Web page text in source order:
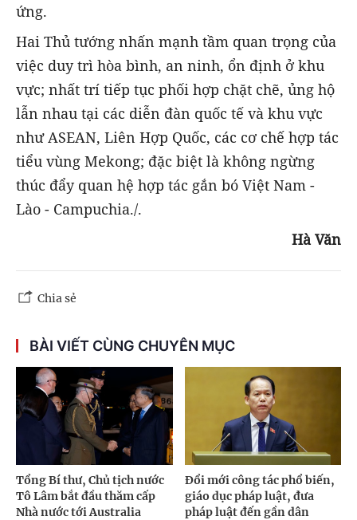
ứng.
Hai Thủ tướng nhấn mạnh tầm quan trọng của
việc duy trì hòa bình, an ninh, ổn định ở khu
vực; nhất trí tiếp tục phối hợp chặt chẽ, ủng hộ
lẫn nhau tại các diễn đàn quốc tế và khu vực
như ASEAN, Liên Hợp Quốc, các cơ chế hợp tác
tiểu vùng Mekong; đặc biệt là không ngừng
thúc đẩy quan hệ hợp tác gắn bó Việt Nam -
Lào - Campuchia./.
Hà Văn
Chia sẻ
BÀI VIẾT CÙNG CHUYÊN MỤC
Tổng Bí thư, Chủ tịch nước
Tô Lâm bắt đầu thăm cấp
Nhà nước tới Australia
Đổi mới công tác phổ biến,
giáo dục pháp luật, đưa
pháp luật đến gần dân